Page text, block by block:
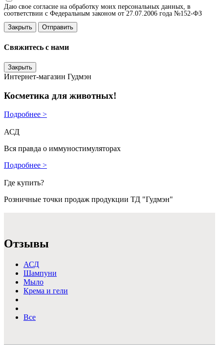
Даю свое согласие на обработку моих персональных данных, в
соответствии с Федеральным законом от 27.07.2006 года №152-ФЗ
Закрыть
Свяжитесь с нами
Закрыть
Интернет-магазин Гудмэн
Косметика для животных!
Подробнее >
АСД
Вся правда о иммуностимуляторах
Подробнее >
Где купить?
Розничные точки продаж продукции ТД "Гудмэн"
Отзывы
АСД
Шампуни
Мыло
Крема и гели
Все